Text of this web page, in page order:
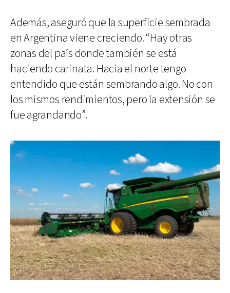
Además, aseguró que la superficie sembrada
en Argentina viene creciendo. “Hay otras
zonas del país donde también se está
haciendo carinata. Hacia el norte tengo
entendido que están sembrando algo. No con
los mismos rendimientos, pero la extensión se
fue agrandando”.